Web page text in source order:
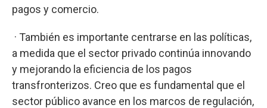
pagos y comercio.
· También es importante centrarse en las políticas,
a medida que el sector privado continúa innovando
y mejorando la eficiencia de los pagos
transfronterizos. Creo que es fundamental que el
sector público avance en los marcos de regulación,